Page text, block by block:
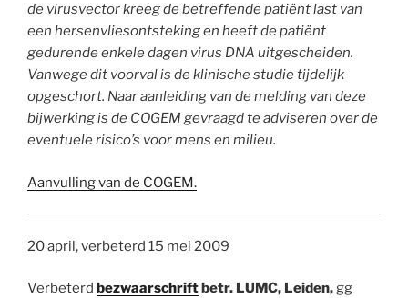
de virusvector kreeg de betreffende patiënt last van
een hersenvliesontsteking en heeft de patiënt
gedurende enkele dagen virus DNA uitgescheiden.
Vanwege dit voorval is de klinische studie tijdelijk
opgeschort. Naaraanleiding van de melding van deze
bijwerking is de COGEM gevraagd te adviseren overde
eventuele risico’s voor mens en milieu.
Aanvulling van de COGEM.
20 april, verbeterd 15 mei 2009
Verbeterd bezwaarschriftbetr. LUMC, Leiden,gg